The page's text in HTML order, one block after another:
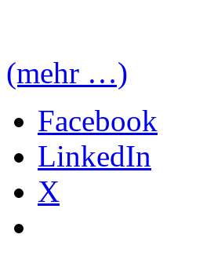
(mehr …)
Facebook
LinkedIn
X